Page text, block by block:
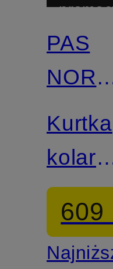
PAS
Kurtka
609